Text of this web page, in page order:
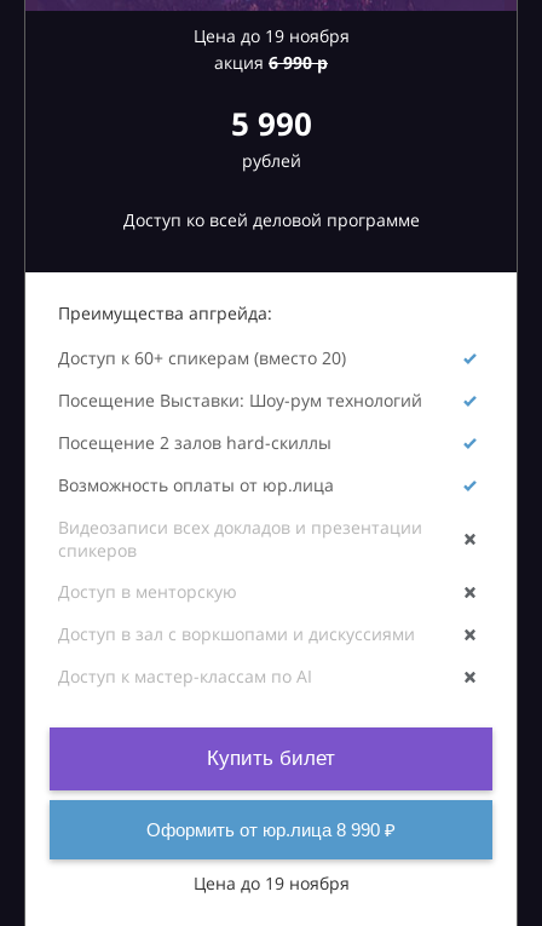
Цена до 19 ноября
акция 6990 р
5 990
рублей
Доступ ко всей деловой программе
Преимущества апгрейда:
Доступ к 60+ спикерам (вместо 20)
Посещение Выставки: Шоу-рум технологий
Посещение 2 залов hard-скиллы
Возможность оплаты от юр.лица
Видеозаписи всех докладов и презентации
спикеров
Доступ в менторскую
Доступ в зал с воркшопами и дискуссиями
Доступ к мастер-классам по AI
Купить билет
Оформить от юр.лица 8 990 ₽
Цена до 19 ноября